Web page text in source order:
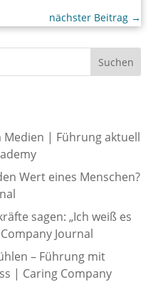
nächster Beitrag →
Medien | Führung aktuell
Wert eines Menschen?
sagen: „Ich weiß es
Journal
– Führung mit
| Caring Company